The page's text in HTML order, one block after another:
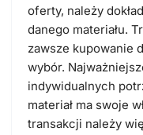
oferty, należy
danego materiału.
zawsze kupowanie
wybór.
indywidualnych
materiał ma swoje
transakcji należy